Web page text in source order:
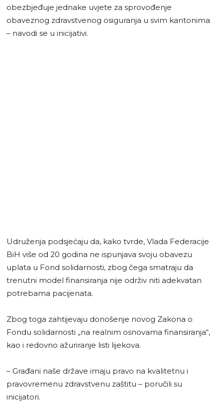
obezbjeđuje jednake uvjete za sprovođenje
obaveznog zdravstvenog osiguranja u svim kantonima
– navodi se u inicijativi.
Udruženja podsjećaju da, kako tvrde, Vlada Federacije
BiH više od 20 godina ne ispunjava svoju obavezu
uplata u Fond solidarnosti, zbog čega smatraju da
trenutni model finansiranja nije održiv niti adekvatan
potrebama pacijenata.
Zbog toga zahtijevaju donošenje novog Zakona o
Fondu solidarnosti „na realnim osnovama finansiranja“,
kao i redovno ažuriranje listi lijekova.
– Građani naše države imaju pravo na kvalitetnu i
pravovremenu zdravstvenu zaštitu – poručili su
inicijatori.